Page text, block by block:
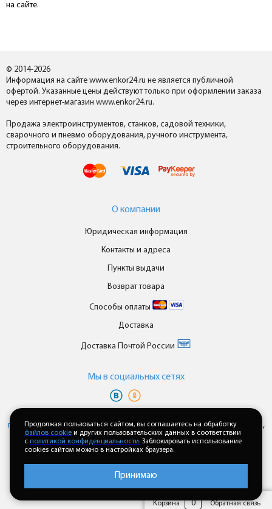
на сайте.
© 2014-2026
Информация на сайте www.enkor24.ru не является публичной
офертой. Указанные цены действуют только при оформлении заказа
через интернет-магазин www.enkor24.ru.
Продажа электроинструментов, станков, садовой техники,
сварочного и пневмо оборудования, ручного инструмента,
строительного оборудования.
О компании
Юридическая информация
Контакты и адреса
Пункты выдачи
Возврат товара
Способы оплаты
Доставка
Доставка Почтой России
Мы в cоциальных сетях
персональных данныхипользовательского соглашениякаждый раз,
когда оставляете свои данные в любой форме обратной связи на
сайте enkor24.ru
Корзина 0 Обратная связь
Продолжая пользоваться сайтом, вы соглашаетесь на обработку
файлов cookie и других пользовательских данных в соответствии
с политикой конфиденциальности. Заблокировать использование
cookies сайтом можно в настройках браузера.
Принимаю